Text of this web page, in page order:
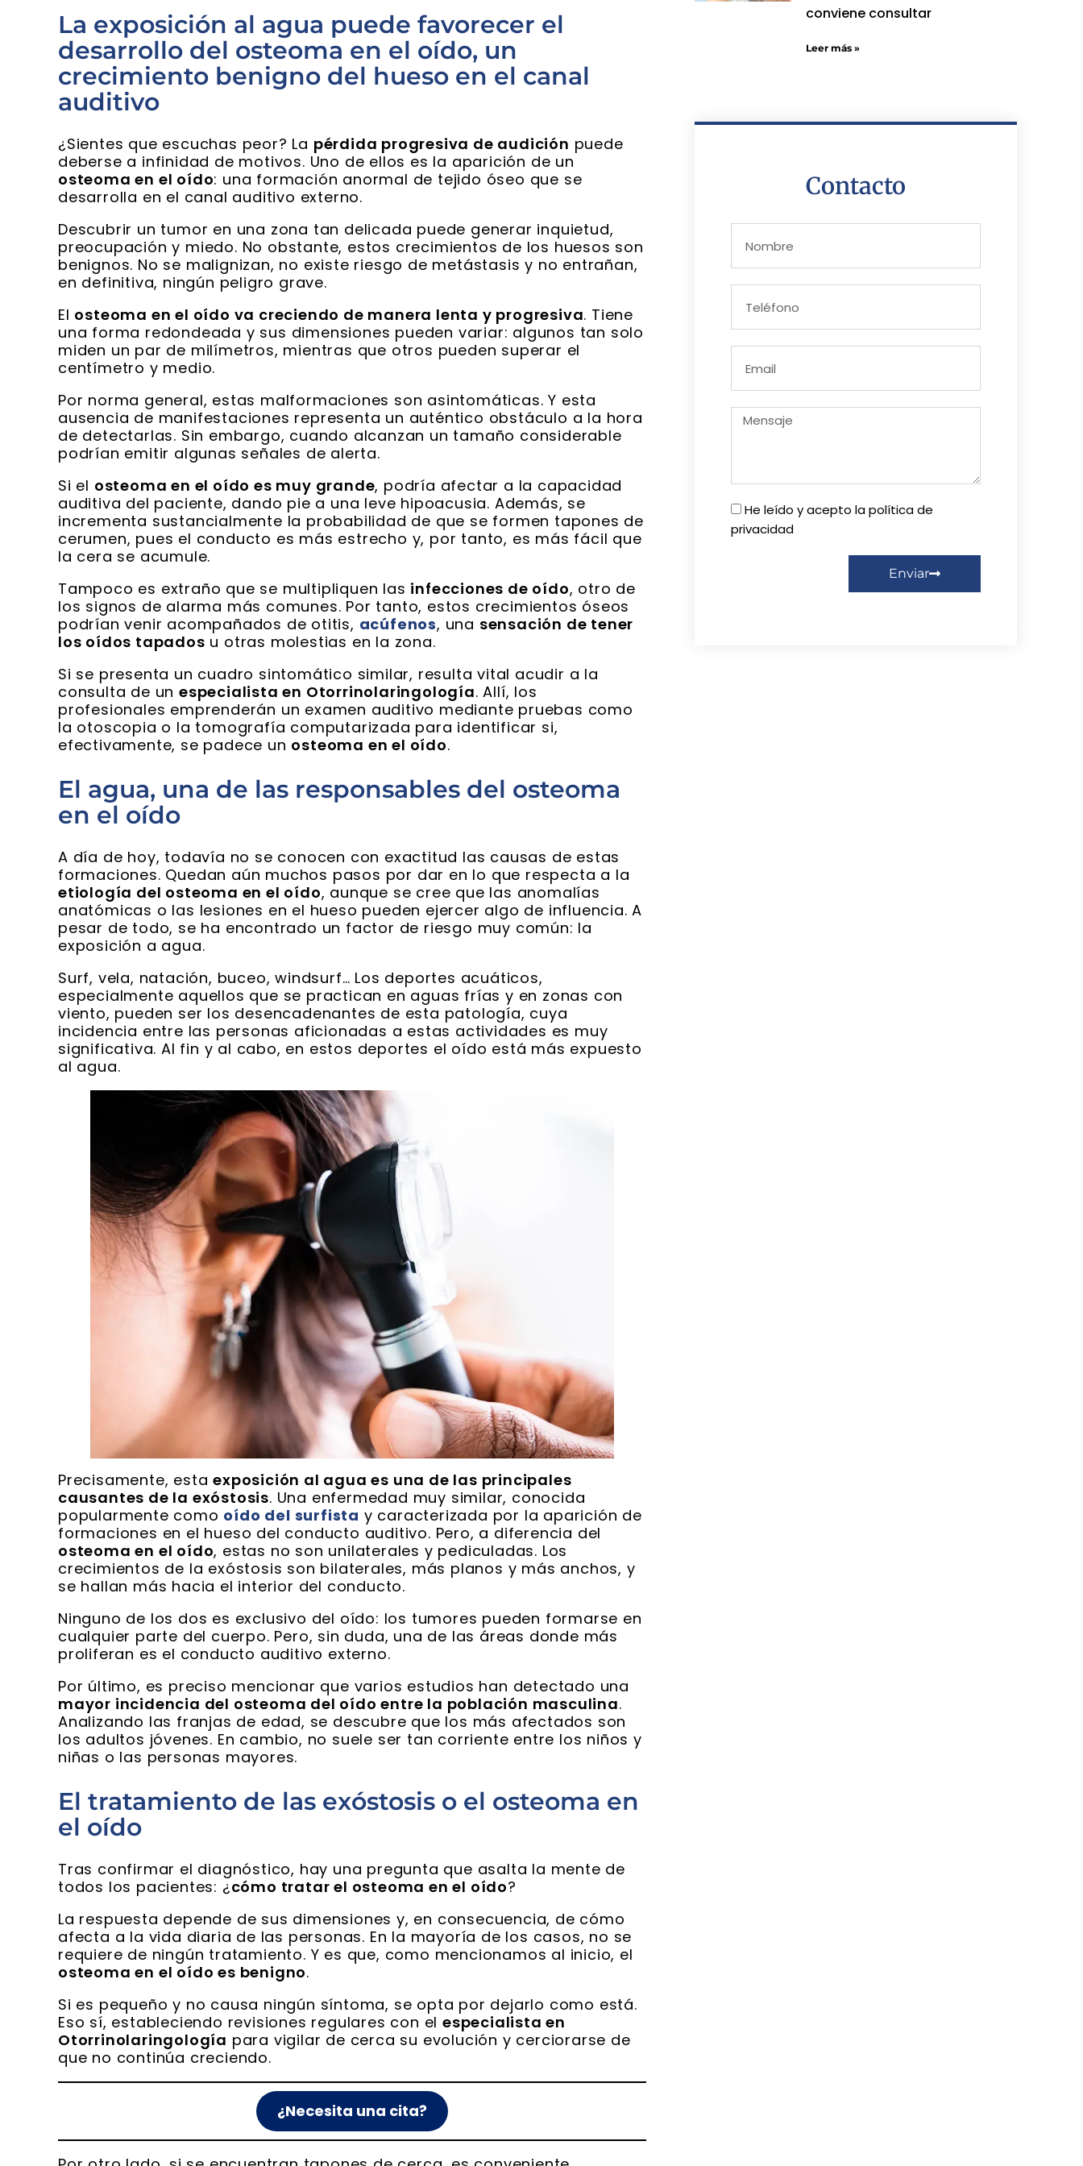
La exposición al agua puede favorecer el
desarrollo del osteoma en el oído, un
crecimiento benigno del hueso en el canal
auditivo
¿Sientes que escuchas peor? La pérdida progresiva de audición puede
deberse a infinidad de motivos. Uno de ellos es la aparición de un
osteoma en el oído: una formación anormal de tejido óseo que se
desarrolla en el canal auditivo externo.
Descubrir un tumor en una zona tan delicada puede generar inquietud,
preocupación y miedo. No obstante, estos crecimientos de los huesos son
benignos. No se malignizan, no existe riesgo de metástasis y no entrañan,
en definitiva, ningún peligro grave.
El osteoma en el oído va creciendo de manera lenta y progresiva. Tiene
una forma redondeada y sus dimensiones pueden variar: algunos tan solo
miden un par de milímetros, mientras que otros pueden superar el
centímetro y medio.
Por norma general, estas malformaciones son asintomáticas. Y esta
ausencia de manifestaciones representa un auténtico obstáculo a la hora
de detectarlas. Sin embargo, cuando alcanzan un tamaño considerable
podrían emitir algunas señales de alerta.
Si el osteoma en el oído es muy grande, podría afectar a la capacidad
auditiva del paciente, dando pie a una leve hipoacusia. Además, se
incrementa sustancialmente la probabilidad de que se formen tapones de
cerumen, pues el conducto es más estrecho y, por tanto, es más fácil que
la cera se acumule.
Tampoco es extraño que se multipliquen las infecciones de oído, otro de
los signos de alarma más comunes. Por tanto, estos crecimientos óseos
podrían venir acompañados de otitis, acúfenos, una sensación de tener
los oídos tapados u otras molestias en la zona.
Si se presenta un cuadro sintomático similar, resulta vital acudir a la
consulta de unespecialista en Otorrinolaringología. Allí, los
profesionales emprenderán un examen auditivo mediante pruebas como
la otoscopia o la tomografía computarizada para identificar si,
efectivamente, se padece un osteoma en el oído.
El agua, una de las responsables del osteoma
en el oído
A día de hoy, todavía no se conocen con exactitud las causas de estas
formaciones. Quedan aún muchos pasos por dar en lo que respecta a la
etiología del osteoma en el oído, aunque se cree que las anomalías
anatómicas o las lesiones en el hueso pueden ejercer algo de influencia. A
pesar de todo, se ha encontrado un factor de riesgo muy común: la
exposición a agua.
Surf, vela, natación, buceo, windsurf… Los deportes acuáticos,
especialmente aquellos que se practican en aguas frías y en zonas con
viento, pueden ser los desencadenantes de esta patología, cuya
incidencia entre las personas aficionadas a estas actividades es muy
significativa. Al fin y al cabo, en estos deportes el oído está más expuesto
al agua.
Precisamente, estaexposición al agua es una de las principales
causantes de la exóstosis. Una enfermedad muy similar, conocida
popularmente como oído del surfista y caracterizada por la aparición de
formaciones en el hueso del conducto auditivo. Pero, a diferencia del
osteoma en el oído, estas no son unilaterales y pediculadas. Los
crecimientos de la exóstosis son bilaterales, más planos y más anchos, y
se hallan más hacia el interior del conducto.
Ninguno de los dos es exclusivo del oído: los tumores pueden formarse en
cualquier parte del cuerpo. Pero, sin duda, una de las áreas donde más
proliferan es el conducto auditivo externo.
Por último, es preciso mencionar que varios estudios han detectado una
mayor incidencia del osteoma del oído entre la población masculina.
Analizando las franjas de edad, se descubre que los más afectados son
los adultos jóvenes. En cambio, no suele ser tan corriente entre los niños y
niñas o las personas mayores.
El tratamiento de las exóstosis o el osteoma en
el oído
Tras confirmar el diagnóstico, hay una pregunta que asalta la mente de
todos los pacientes: ¿cómo tratar el osteoma en el oído?
La respuesta depende de sus dimensiones y, en consecuencia, de cómo
afecta a la vida diaria de las personas. En la mayoría de los casos, no se
requiere de ningún tratamiento. Y es que, como mencionamos al inicio, el
osteoma en el oído es benigno.
Si es pequeño y no causa ningún síntoma, se opta por dejarlo como está.
Eso sí, estableciendo revisiones regulares con el especialista en
Otorrinolaringología para vigilar de cerca su evolución y cerciorarse de
que no continúa creciendo.
¿Necesita una cita?
conviene consultar
Leer más »
Contacto
He leído y acepto la política de
privacidad
Enviar